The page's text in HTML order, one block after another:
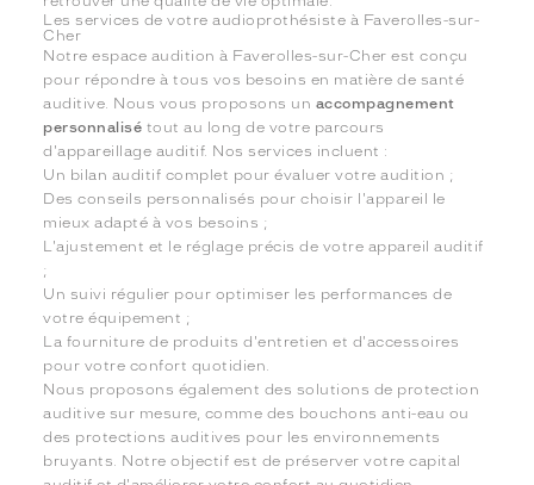
Les services de votre audioprothésiste à Faverolles-sur-
Cher
Notre espace audition à Faverolles-sur-Cher est conçu
pour répondre à tous vos besoins en matière de santé
auditive. Nous vous proposons un accompagnement
personnalisé tout au long de votre parcours
d'appareillage auditif. Nos services incluent :
Un bilan auditif complet pour évaluer votre audition ;
Des conseils personnalisés pour choisir l'appareil le
mieux adapté à vos besoins ;
L'ajustement et le réglage précis de votre appareil auditif
;
Un suivi régulier pour optimiser les performances de
votre équipement ;
La fourniture de produits d'entretien et d'accessoires
pour votre confort quotidien.
Nous proposons également des solutions de protection
auditive sur mesure, comme des bouchons anti-eau ou
des protections auditives pour les environnements
bruyants. Notre objectif est de préserver votre capital